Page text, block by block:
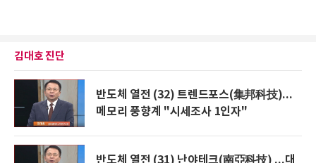
김대호 진단
반도체 열전 (32) 트렌드포스(集邦科技)...
메모리 풍향계 "시세조사 1인자"
반도체 열전 (31) 난야테크(南亞科技) ...대